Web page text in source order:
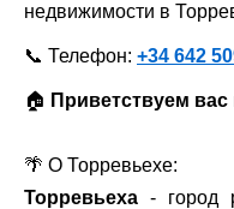
недвижимости в
📞 Телефон: +34 642
🏠 Приветствуем
🌴 О Торревьехе:
Торревьеха - город